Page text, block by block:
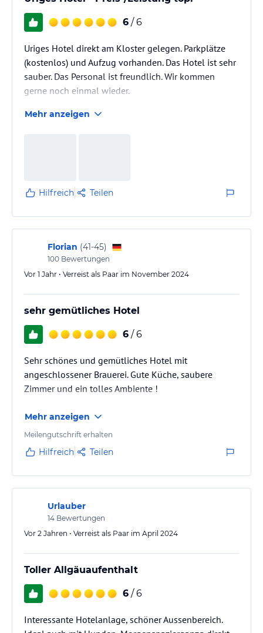
6 / 6
Uriges Hotel direkt am Kloster gelegen. Parkplätze
(kostenlos) und Aufzug vorhanden. Das Hotel ist sehr
sauber. Das Personal ist freundlich. Wir kommen
gerne noch einmal wieder.
Mehr anzeigen
Hilfreich Teilen
Florian (41-45)
100 Bewertungen
Vor 1 Jahr • Verreist als Paar im November 2024
sehr gemütliches Hotel
6 / 6
Sehr schönes und gemütliches Hotel mit
angeschlossener Brauerei. Gute Küche, saubere
Zimmer und ein tolles Ambiente !
Mehr anzeigen
Meilengutschrift erhalten
Hilfreich Teilen
Urlauber
14 Bewertungen
Vor 2 Jahren • Verreist als Paar im April 2024
Toller Allgäuaufenthalt
6 / 6
Interessante Hotelanlage, schöner Aussenbereich.